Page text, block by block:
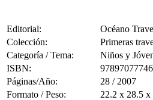
Editorial:
Océano
Colección:
Primeras
Categoría / Tema:
Niños y
ISBN:
Páginas/Año:
28 / 2007
Formato / Peso:
22.2 x 28.5 x